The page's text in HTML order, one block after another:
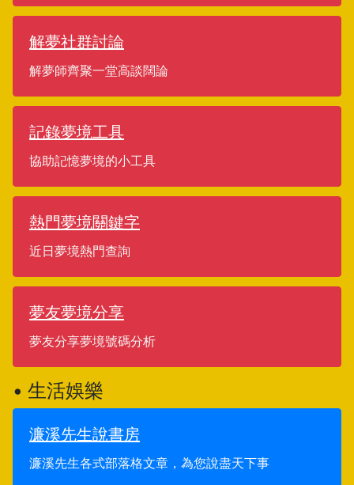
解夢社群討論
解夢師齊聚一堂高談闊論
記錄夢境工具
協助記憶夢境的小工具
熱門夢境關鍵字
近日夢境熱門查詢
夢友夢境分享
夢友分享夢境號碼分析
• 生活娛樂
濂溪先生說書房
濂溪先生各式部落格文章，為您說盡天下事